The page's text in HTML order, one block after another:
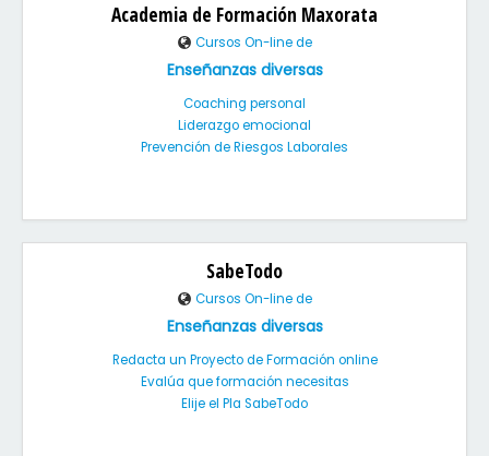
Academia de Formación Maxorata
Cursos On-line de
Enseñanzas diversas
Coaching personal
Liderazgo emocional
Prevención de Riesgos Laborales
SabeTodo
Cursos On-line de
Enseñanzas diversas
Redacta un Proyecto de Formación online
Evalúa que formación necesitas
Elije el Pla SabeTodo